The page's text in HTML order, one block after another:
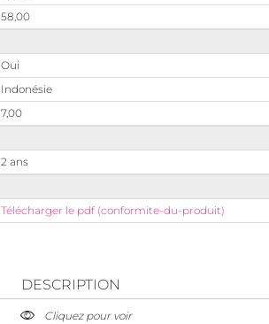
58,00
Oui
Indonésie
7,00
2 ans
Télécharger le pdf (conformite-du-produit)
DESCRIPTION
Cliquez pour voir